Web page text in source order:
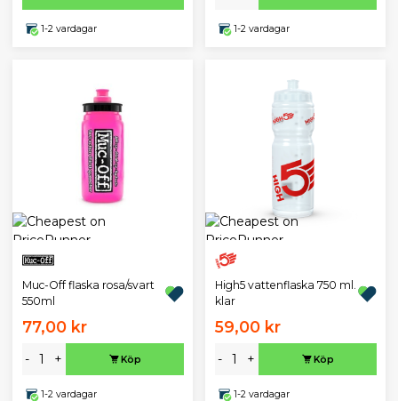
1-2 vardagar 1-2 vardagar
Muc-Off flaska rosa/svart
550ml
77,00 kr
- + Köp
1-2 vardagar
High5 vattenflaska 750 ml.
klar
59,00 kr
- + Köp
1-2 vardagar